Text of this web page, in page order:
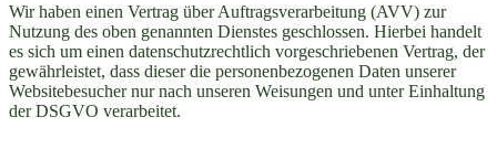
Wir haben einen Vertrag über Auftragsverarbeitung (AVV) zur
Nutzung des oben genannten Dienstes geschlossen. Hierbei handelt
es sich um einen datenschutzrechtlich vorgeschriebenen Vertrag, der
gewährleistet, dass dieser die personenbezogenen Daten unserer
Websitebesucher nur nach unseren Weisungen und unter Einhaltung
der DSGVO verarbeitet.